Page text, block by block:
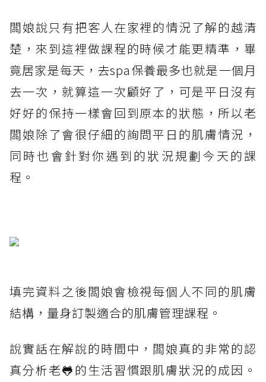
闆娘說只有把客人在家裡的情況了解的越清
楚，來到這裡做課程的時候才能更精準，畢
竟居家是每天，去spa保養最多也就是一個月
去一次，就算這一次顧好了，可是平日沒有
好好的保持一樣會回到原本的狀態，所以老
闆娘除了會很仔細的詢問平日的肌膚情況，
同時也會針對你遇到的狀況規劃今天的課
程。
填完資料之後闆娘會檢視每個人不同的肌膚
結構，量身訂製適合的肌膚管理課程。
說實話在解說的時間中，闆娘真的非常的認
真分析老🐸的生活習慣跟肌膚狀況的成因。